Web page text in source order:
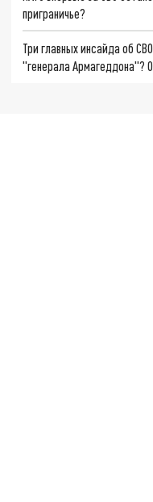
приграничье?
Три главных инсайда об
"генерала Армагеддона"?